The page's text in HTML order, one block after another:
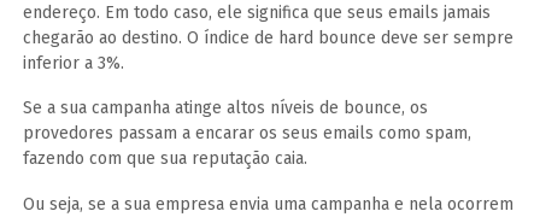
endereço. Em todo caso, ele significa que seus emails jamais
chegarão ao destino. O índice de hard bounce deve ser sempre
inferior a 3%.
Se a sua campanha atinge altos níveis de bounce, os
provedores passam a encarar os seus emails como spam,
fazendo com que sua reputação caia.
Ou seja, se a sua empresa envia uma campanha e nela ocorrem